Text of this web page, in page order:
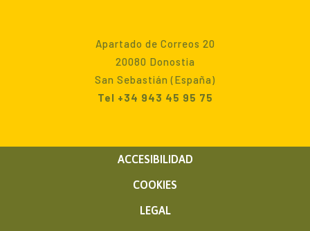
Apartado de Correos 20
20080 Donostia
San Sebastián (España)
Tel +34 943 45 95 75
ACCESIBILIDAD
COOKIES
LEGAL